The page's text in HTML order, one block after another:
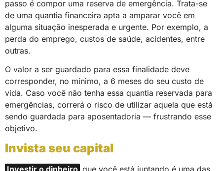
passo é compor uma reserva de emergência. Trata-se
de uma quantia financeira apta a amparar você em
alguma situação inesperada e urgente. Por exemplo, a
perda do emprego, custos de saúde, acidentes, entre
outras.
O valor a ser guardado para essa finalidade deve
corresponder, no mínimo, a 6 meses do seu custo de
vida. Caso você não tenha essa quantia reservada para
emergências, correrá o risco de utilizar aquela que está
sendo guardada para aposentadoria — frustrando esse
objetivo.
Invista seu capital
Investir o dinheiro que você está juntando é uma das